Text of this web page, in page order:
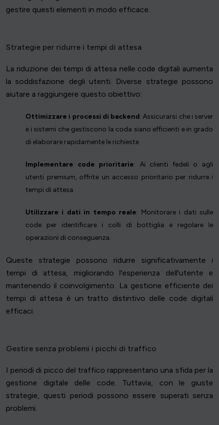
gestire questi elementi in modo efficace.
Strategie per ridurre i tempi di attesa
La riduzione dei tempi di attesa nelle code digitali aumenta
la soddisfazione degli utenti. Diverse strategie possono
aiutare a raggiungere questo obiettivo:
Ottimizzare i processi di backend: Assicurarsi che i server
e i sistemi che gestiscono la coda siano efficienti e in grado
di elaborare rapidamente le richieste.
Implementare code prioritarie: Ai clienti fedeli o agli
utenti premium, offrite un accesso prioritario per ridurre i
tempi di attesa.
Utilizzare i dati in tempo reale: Monitorare i dati sulle
code per identificare i colli di bottiglia e regolare le
operazioni di conseguenza.
Queste strategie possono ridurre significativamente i
tempi di attesa, migliorando l'esperienza dell'utente e
mantenendo il coinvolgimento. La gestione efficiente dei
tempi di attesa è un tratto distintivo delle code digitali
efficaci.
Gestire senza problemi i picchi di traffico
I periodi di picco del traffico rappresentano una sfida per la
gestione digitale delle code. Tuttavia, con le giuste
strategie, questi periodi possono essere superati senza
problemi.